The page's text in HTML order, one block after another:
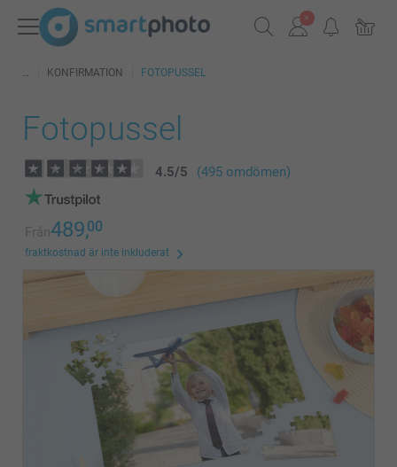
KONFIRMATION FOTOPUSSEL
Fotopussel
4.5/5 (495 omdömen)
Från489,00
fraktkostnad är inte inkluderat